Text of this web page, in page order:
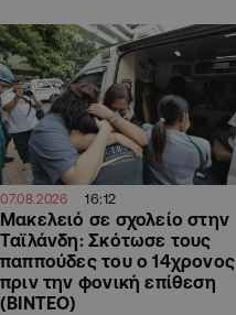
07.08.2026 16:12
Μακελειό σε σχολείο στην
Ταϊλάνδη: Σκότωσε τους
παππούδες του ο 14χρονος
πριν την φονική επίθεση
(ΒΙΝΤΕΟ)